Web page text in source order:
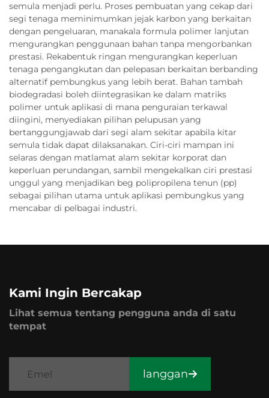
semula menjadi perlu. Proses pembuatan yang cekap dari
segi tenaga meminimumkan jejak karbon yang berkaitan
dengan pengeluaran, manakala formula polimer lanjutan
mengurangkan penggunaan bahan tanpa mengorbankan
prestasi. Rekabentuk ringan mengurangkan keperluan
tenaga pengangkutan dan pelepasan berkaitan berbanding
alternatif pembungkus yang lebih berat. Bahan tambah
biodegradasi boleh diintegrasikan ke dalam matriks
polimer untuk aplikasi di mana penguraian terkawal
diingini, menyediakan pilihan pelupusan yang
bertanggungjawab dari segi alam sekitar apabila kitar
semula tidak dapat dilaksanakan. Ciri-ciri mampan ini
selaras dengan matlamat alam sekitar korporat dan
keperluan perundangan, sambil mengekalkan ciri prestasi
unggul yang menjadikan beg polipropilena tenun (pp)
sebagai pilihan utama untuk aplikasi pembungkus yang
mencabar di pelbagai industri.
Kami Ingin Bercakap
Lihat semua tentang pengguna anda di satu
tempat
langgan